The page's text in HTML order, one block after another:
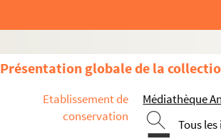
Présentation globale de la
Etablissement de
conservation
Médiathèque
Tous
MS 1392. Etudes historiques tirées du
MS 1394. Etudes hitoriques, littéraires
MS 1395. Etudes historiques,